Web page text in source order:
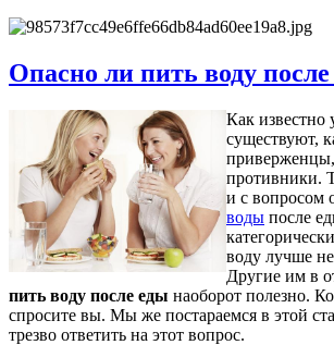
Опасно ли пить воду
Как известно
существуют,
противники.
и с вопросом
воды после
воду лучше
Другие им в
пить воду после еды наоборот полезно.
спросите вы. Мы же постараемся в этой
трезво ответить на этот вопрос.